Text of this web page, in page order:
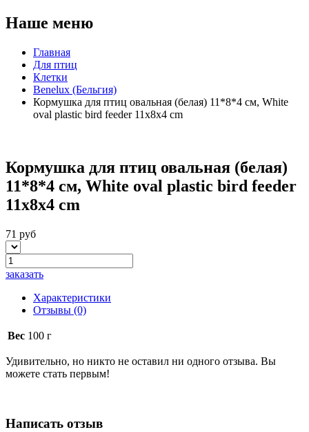
Наше меню
Главная
Для птиц
Клетки
Benelux (Бельгия)
Кормушка для птиц овальная (белая) 11*8*4 см, White
oval plastic bird feeder 11x8x4 cm
Кормушка для птиц овальная (белая)
11*8*4 см, White oval plastic bird feeder
11x8x4 cm
71 руб
заказать
Характеристики
Отзывы (0)
Вес 100 г
Удивительно, но никто не оставил ни одного отзыва. Вы
можете стать первым!
Написать отзыв